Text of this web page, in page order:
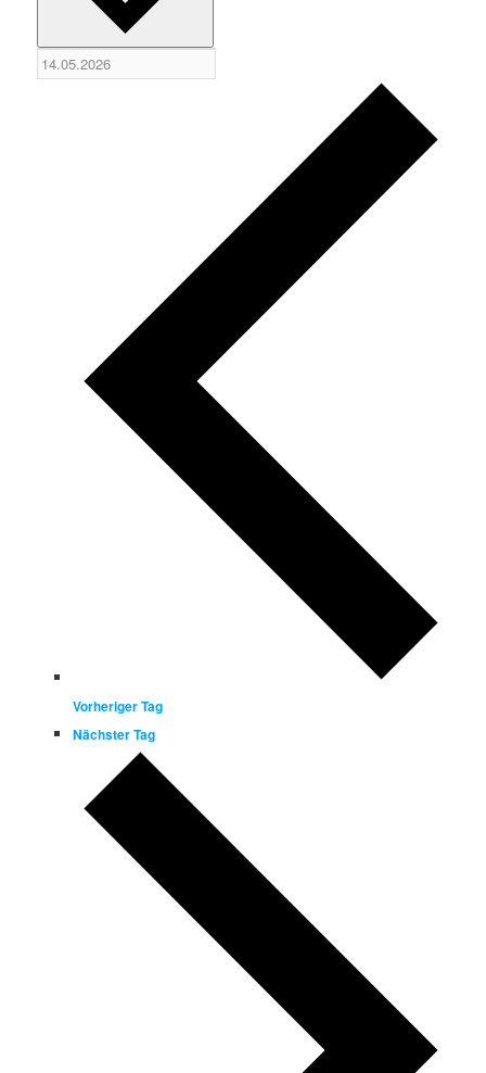
Vorheriger Tag
Nächster Tag